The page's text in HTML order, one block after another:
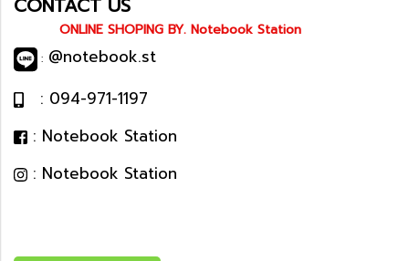
CONTACT US
ONLINE SHOPING BY. Notebook Station
: @notebook.st
: 094-971-1197
: Notebook Station
: Notebook Station